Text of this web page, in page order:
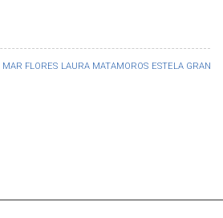
MAR FLORES LAURA MATAMOROS ESTELA GRANDE